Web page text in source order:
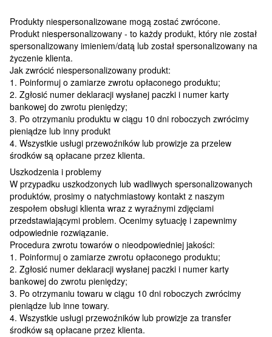
Produkty niespersonalizowane mogą zostać zwrócone.
Produkt niespersonalizowany - to każdy produkt, który nie został
spersonalizowany imieniem/datą lub został spersonalizowany na
życzenie klienta.
Jak zwrócić niespersonalizowany produkt:
1. Poinformuj o zamiarze zwrotu opłaconego produktu;
2. Zgłosić numer deklaracji wysłanej paczki i numer karty
bankowej do zwrotu pieniędzy;
3. Po otrzymaniu produktu w ciągu 10 dni roboczych zwrócimy
pieniądze lub inny produkt
4. Wszystkie usługi przewoźników lub prowizje za przelew
środków są opłacane przez klienta.
Uszkodzenia i problemy
W przypadku uszkodzonych lub wadliwych spersonalizowanych
produktów, prosimy o natychmiastowy kontakt z naszym
zespołem obsługi klienta wraz z wyraźnymi zdjęciami
przedstawiającymi problem. Ocenimy sytuację i zapewnimy
odpowiednie rozwiązanie.
Procedura zwrotu towarów o nieodpowiedniej jakości:
1. Poinformuj o zamiarze zwrotu opłaconego produktu;
2. Zgłosić numer deklaracji wysłanej paczki i numer karty
bankowej do zwrotu pieniędzy;
3. Po otrzymaniu towaru w ciągu 10 dni roboczych zwrócimy
pieniądze lub inne towary.
4. Wszystkie usługi przewoźników lub prowizje za transfer
środków są opłacane przez klienta.